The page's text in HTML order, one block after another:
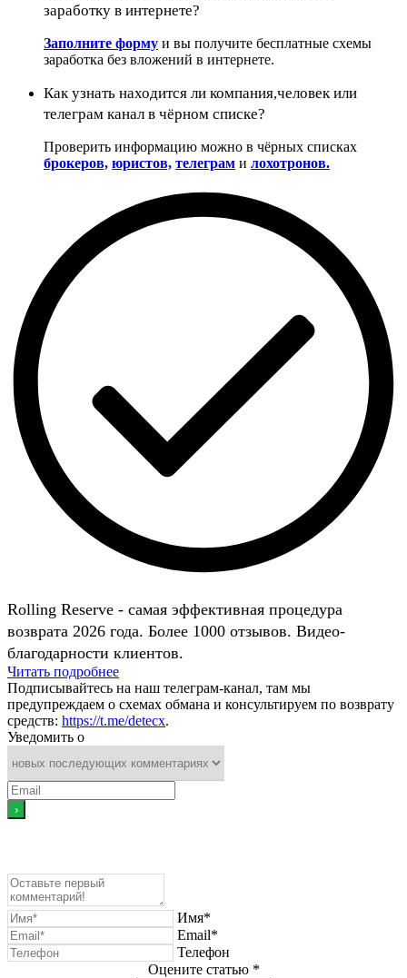
заработку в интернете?
Заполните форму и вы получите бесплатные схемы
заработка без вложений в интернете.
Как узнать находится ли компания,человек или
телеграм канал в чёрном списке?
Проверить информацию можно в чёрных списках
брокеров, юристов, телеграм и лохотронов.
Rolling Reserve - самая эффективная процедура
возврата 2026 года. Более 1000 отзывов. Видео-
благодарности клиентов.
Читать подробнее
Подписывайтесь на наш телеграм-канал, там мы
предупреждаем о схемах обмана и консультируем по возврату
средств: https://t.me/detecx.
Уведомить о
Имя*
Email*
Телефон
Оцените статью *